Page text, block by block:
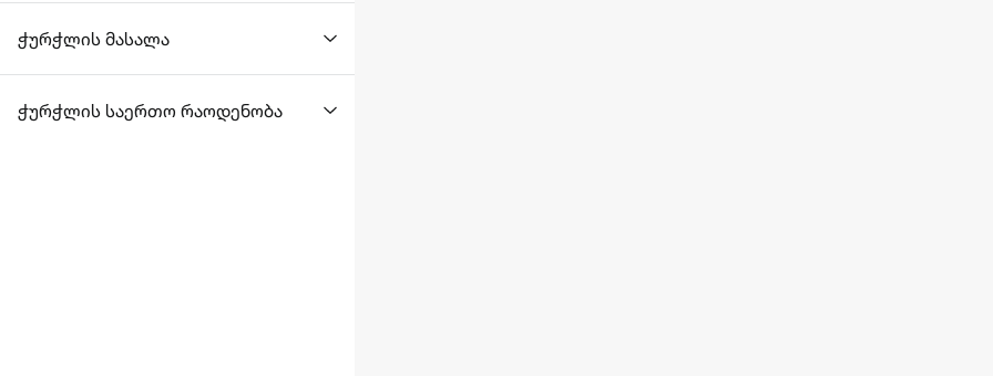
ჭურჭლის მასალა
ჭურჭლის საერთო რაოდენობა